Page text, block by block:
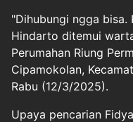
"Dihubungi ngga bisa.
Hindarto ditemui
Perumahan Riung
Cipamokolan,
Rabu (12/3/2025).
Upaya pencarian